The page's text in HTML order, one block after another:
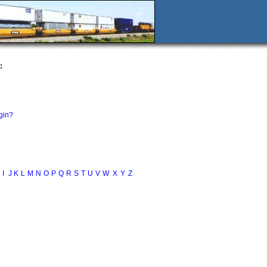
J K L M N O P Q R S T U V W X Y Z